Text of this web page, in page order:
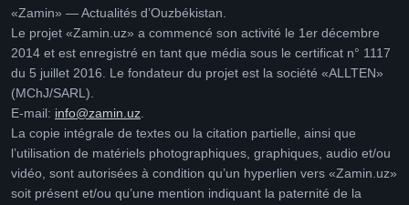
«Zamin» — Actualités d’Ouzbékistan.
Le projet «Zamin.uz» a commencé son activité le 1er décembre
2014 et est enregistré en tant que média sous le certificat n° 1117
du 5 juillet 2016. Le fondateur du projet est la société «ALLTEN»
(MChJ/SARL).
E-mail: info@zamin.uz
La copie intégrale de textes ou la citation partielle, ainsi que
l’utilisation de matériels photographiques, graphiques, audio et/ou
vidéo, sont autorisées à condition qu’un hyperlien vers «Zamin.uz»
soit présent et/ou qu’une mention indiquant la paternité de la